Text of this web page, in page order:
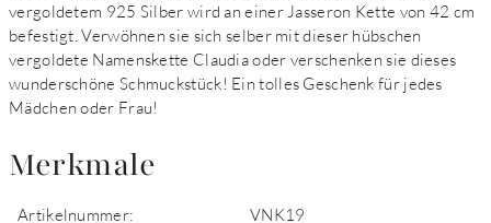
vergoldetem 925 Silber wird an einer Jasseron Kette von 42 cm
befestigt. Verwöhnen sie sich selber mit dieser hübschen
vergoldete Namenskette Claudia oder verschenken sie dieses
wunderschöne Schmuckstück! Ein tolles Geschenk für jedes
Mädchen oder Frau!
Merkmale
Artikelnummer:
VNK19